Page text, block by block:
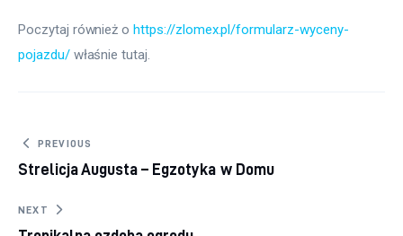
Poczytaj również o https://zlomex.pl/formularz-wyceny-
pojazdu/ właśnie tutaj.
Nawigacja wpisu
PREVIOUS
Strelicja Augusta – Egzotyka w Domu
NEXT